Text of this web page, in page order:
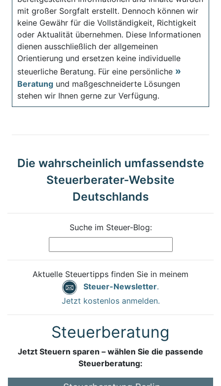
mit großer Sorgfalt erstellt. Dennoch können wir
keine Gewähr für die Vollständigkeit, Richtigkeit
oder Aktualität übernehmen. Diese Informationen
dienen ausschließlich der allgemeinen
Orientierung und ersetzen keine individuelle
steuerliche Beratung. Für eine persönliche
Beratung und maßgeschneiderte Lösungen
stehen wir Ihnen gerne zur Verfügung.
Die wahrscheinlich umfassendste
Steuerberater-Website
Deutschlands
Suche im Steuer-Blog:
Aktuelle Steuertipps finden Sie in meinem
Steuer-Newsletter.
Jetzt kostenlos anmelden.
Steuerberatung
Jetzt Steuern sparen – wählen Sie die passende
Steuerberatung: